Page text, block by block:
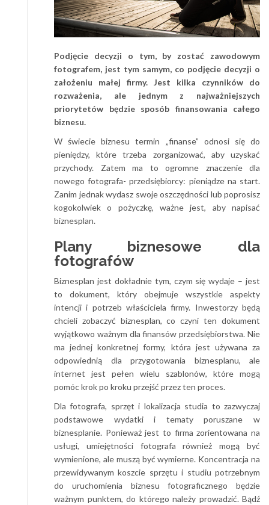
Podjęcie decyzji o tym, by zostać zawodowym
fotografem, jest tym samym, co podjęcie decyzji o
założeniu małej firmy. Jest kilka czynników do
rozważenia, ale jednym z najważniejszych
priorytetów będzie sposób finansowania całego
biznesu.
W świecie biznesu termin „finanse” odnosi się do
pieniędzy, które trzeba zorganizować, aby uzyskać
przychody. Zatem ma to ogromne znaczenie dla
nowego fotografa- przedsiębiorcy: pieniądze na start.
Zanim jednak wydasz swoje oszczędności lub poprosisz
kogokolwiek o pożyczkę, ważne jest, aby napisać
biznesplan.
Plany biznesowe dla
fotografów
Biznesplan jest dokładnie tym, czym się wydaje – jest
to dokument, który obejmuje wszystkie aspekty
intencji i potrzeb właściciela firmy. Inwestorzy będą
chcieli zobaczyć biznesplan, co czyni ten dokument
wyjątkowo ważnym dla finansów przedsiębiorstwa. Nie
ma jednej konkretnej formy, która jest używana za
odpowiednią dla przygotowania biznesplanu, ale
internet jest pełen wielu szablonów, które mogą
pomóc krok po kroku przejść przez ten proces.
Dla fotografa, sprzęt i lokalizacja studia to zazwyczaj
podstawowe wydatki i tematy poruszane w
biznesplanie. Ponieważ jest to firma zorientowana na
usługi, umiejętności fotografa również mogą być
wymienione, ale muszą być wymierne. Koncentracja na
przewidywanym koszcie sprzętu i studiu potrzebnym
do uruchomienia biznesu fotograficznego będzie
ważnym punktem, do którego należy prowadzić. Bądź